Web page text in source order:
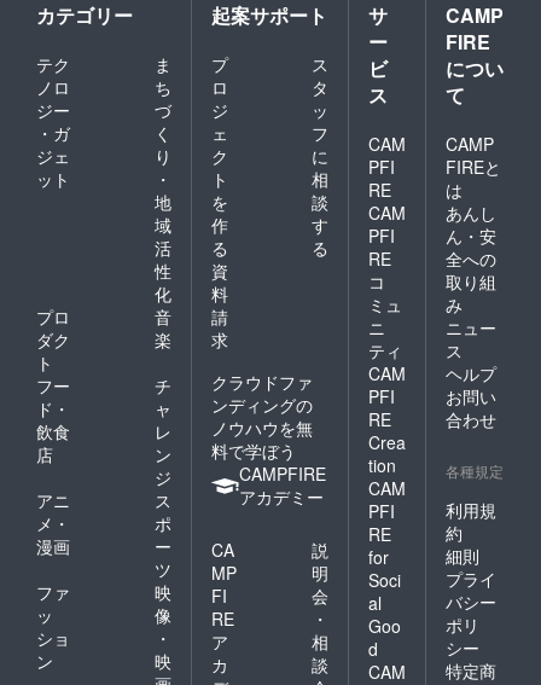
カテゴリー
テク
ノロ
ジー
・ガ
ジェ
ット
ま
ち
づ
く
り
・
地
域
活
性
化
プロ
ダク
ト
音
楽
フー
ド・
飲食
店
チ
ャ
レ
ン
ジ
アニ
メ・
漫画
ス
ポ
ー
ツ
ファ
ッ
ショ
ン
映
像
・
映
起案サポート
プ
ロ
ジ
ェ
ク
ト
を
作
る
ス
タ
ッ
フ
に
相
談
す
る
資
料
請
求
クラウドファ
ンディングの
ノウハウを無
料で学ぼう
CAMPFIRE
アカデミー
CA
MP
FI
RE
ア
カ
説
明
会
・
相
談
サ
ー
ビ
ス
CAM
PFI
RE
CAM
PFI
RE
コ
ミュ
ニ
ティ
CAM
PFI
RE
Crea
tion
CAM
PFI
RE
for
Soci
al
Goo
d
CAM
CAMP
FIRE
につい
て
CAMP
FIREと
は
あんし
ん・安
全への
取り組
み
ニュー
ス
ヘルプ
お問い
合わせ
各種規定
利用規
約
細則
プライ
バシー
ポリ
シー
特定商